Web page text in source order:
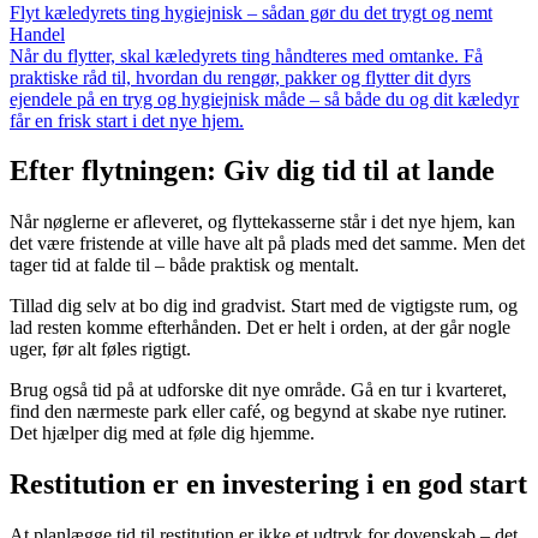
Flyt kæledyrets ting hygiejnisk – sådan gør du det trygt og nemt
Handel
Når du flytter, skal kæledyrets ting håndteres med omtanke. Få
praktiske råd til, hvordan du rengør, pakker og flytter dit dyrs
ejendele på en tryg og hygiejnisk måde – så både du og dit kæledyr
får en frisk start i det nye hjem.
Efter flytningen: Giv dig tid til at lande
Når nøglerne er afleveret, og flyttekasserne står i det nye hjem, kan
det være fristende at ville have alt på plads med det samme. Men det
tager tid at falde til – både praktisk og mentalt.
Tillad dig selv at bo dig ind gradvist. Start med de vigtigste rum, og
lad resten komme efterhånden. Det er helt i orden, at der går nogle
uger, før alt føles rigtigt.
Brug også tid på at udforske dit nye område. Gå en tur i kvarteret,
find den nærmeste park eller café, og begynd at skabe nye rutiner.
Det hjælper dig med at føle dig hjemme.
Restitution er en investering i en god start